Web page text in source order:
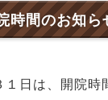
間のお知ら
１日は、開院